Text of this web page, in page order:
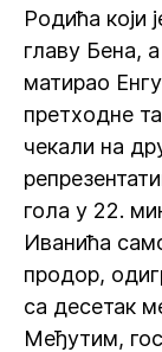
Родића који
главу Бена,
матирао
претходне
чекали на
гола у 22.
Иванића
продор,
са десетак
Међутим,